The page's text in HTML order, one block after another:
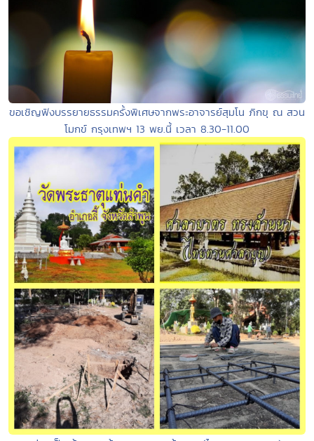
ขอเชิญฟังบรรยายธรรมครั้งพิเศษจากพระอาจารย์สุมโน ภิกขุ ณ สวน
โมกข์ กรุงเทพฯ 13 พย.นี้ เวลา 8.30-11.00